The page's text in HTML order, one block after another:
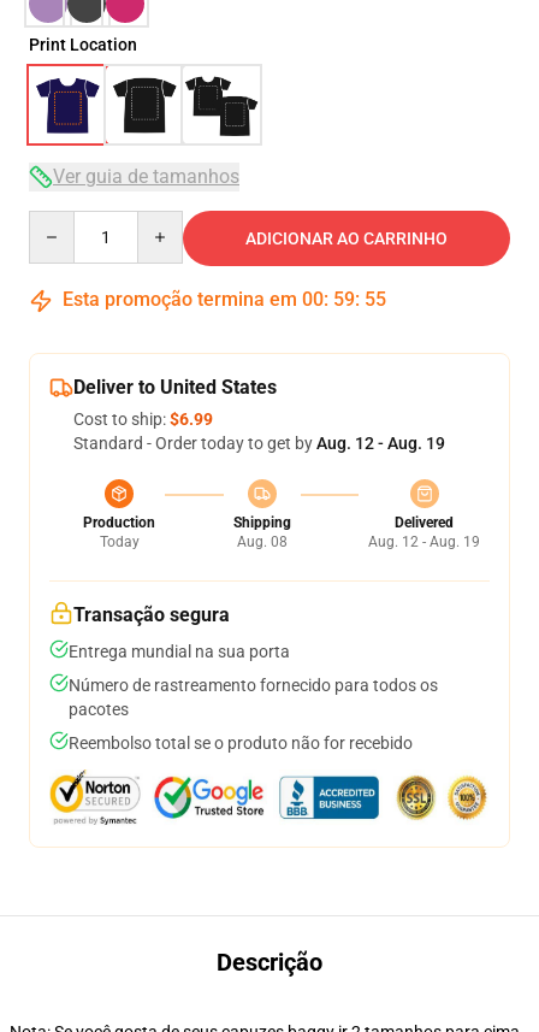
Print Location
Ver guia de tamanhos
ADICIONAR AO CARRINHO
Esta promoção termina em 00: 59: 54
Deliver to United States
Cost to ship:$6.99
Standard - Order today to get byAug. 12 - Aug. 19
Production
Today
Shipping
Aug. 08
Delivered
Aug. 12 - Aug. 19
Transação segura
Entrega mundial na sua porta
Número de rastreamento fornecido para todos os
pacotes
Reembolso total se o produto não for recebido
Descrição